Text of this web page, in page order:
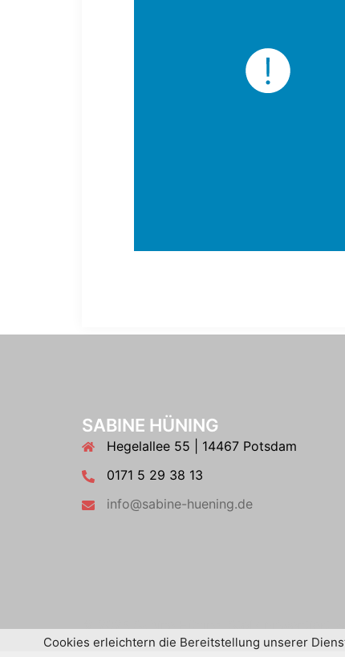
SABINE HÜNING
Hegelallee 55 | 14467 Potsdam
0171 5 29 38 13
info@sabine-huening.de
© 2026 Sabine Hüning. Stolz präsentiert
Cookies erleichtern die Bereitstellung unserer